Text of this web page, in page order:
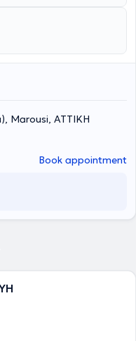
a primary concern is the
to the needs of the
Marousi, ΑΤΤΙΚΗ
Book appointment